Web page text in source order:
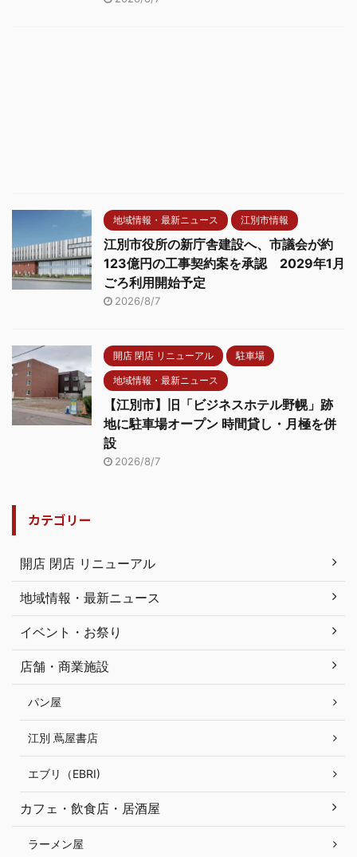
地域情報・最新ニュース 江別市情報
江別市役所の新庁舎建設へ、市議会が約
123億円の工事契約案を承認 2029年1月
ごろ利用開始予定
2026/8/7
開店 閉店 リニューアル 駐車場
地域情報・最新ニュース
【江別市】旧「ビジネスホテル野幌」跡
地に駐車場オープン 時間貸し・月極を併
設
2026/8/7
カテゴリー
開店 閉店 リニューアル
地域情報・最新ニュース
イベント・お祭り
店舗・商業施設
パン屋
江別 蔦屋書店
エブリ（EBRI)
カフェ・飲食店・居酒屋
ラーメン屋